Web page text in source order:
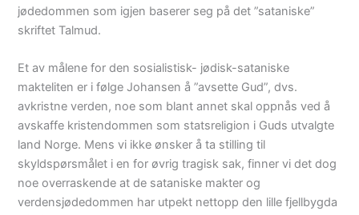
jødedommen som igjen baserer seg på det ”sataniske”
skriftet Talmud.
Et av målene for den sosialistisk- jødisk-sataniske
makteliten er i følge Johansen å ”avsette Gud”, dvs.
avkristne verden, noe som blant annet skal oppnås ved å
avskaffe kristendommen som statsreligion i Guds utvalgte
land Norge. Mens vi ikke ønsker å ta stilling til
skyldspørsmålet i en for øvrig tragisk sak, finner vi det dog
noe overraskende at de sataniske makter og
verdensjødedommen har utpekt nettopp den lille fjellbygda